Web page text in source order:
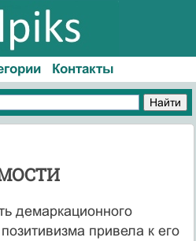
Контакты
демаркационного
привела к его